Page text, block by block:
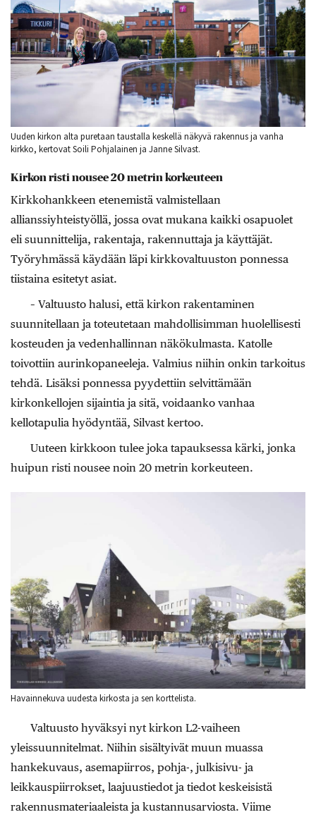
Uuden kirkon alta puretaan taustalla keskellä näkyvä rakennus ja vanha
kirkko, kertovat Soili Pohjalainen ja Janne Silvast.
Kirkon risti nousee 20 metrin korkeuteen
Kirkkohankkeen etenemistä valmistellaan
allianssiyhteistyöllä, jossa ovat mukana kaikki osapuolet
eli suunnittelija, rakentaja, rakennuttaja ja käyttäjät.
Työryhmässä käydään läpi kirkkovaltuuston ponnessa
tiistaina esitetyt asiat.
– Valtuusto halusi, että kirkon rakentaminen
suunnitellaan ja toteutetaan mahdollisimman huolellisesti
kosteuden ja vedenhallinnan näkökulmasta. Katolle
toivottiin aurinkopaneeleja. Valmius niihin onkin tarkoitus
tehdä. Lisäksi ponnessa pyydettiin selvittämään
kirkonkellojen sijaintia ja sitä, voidaanko vanhaa
kellotapulia hyödyntää, Silvast kertoo.
Uuteen kirkkoon tulee joka tapauksessa kärki, jonka
huipun risti nousee noin 20 metrin korkeuteen.
Havainnekuva uudesta kirkosta ja sen korttelista.
Valtuusto hyväksyi nyt kirkon L2-vaiheen
yleissuunnitelmat. Niihin sisältyivät muun muassa
hankekuvaus, asemapiirros, pohja-, julkisivu- ja
leikkauspiirrokset, laajuustiedot ja tiedot keskeisistä
rakennusmateriaaleista ja kustannusarviosta. Viime